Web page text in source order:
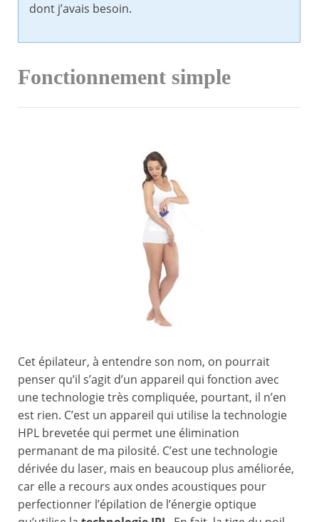
dont j’avais besoin.
Fonctionnement simple
Cet épilateur, à entendre son nom, on pourrait
penser qu’il s’agit d’un appareil qui fonction avec
une technologie très compliquée, pourtant, il n’en
est rien. C’est un appareil qui utilise la technologie
HPL brevetée qui permet une élimination
permanant de ma pilosité. C’est une technologie
dérivée du laser, mais en beaucoup plus améliorée,
car elle a recours aux ondes acoustiques pour
perfectionner l’épilation de l’énergie optique